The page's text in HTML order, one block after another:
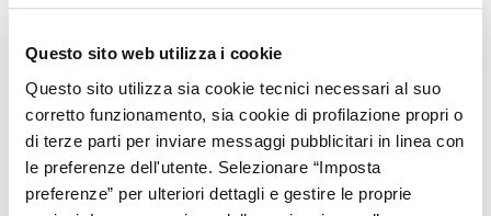
Questo sito web utilizza i cookie
Questo sito utilizza sia cookie tecnici necessari al suo
corretto funzionamento, sia cookie di profilazione propri o
di terze parti per inviare messaggi pubblicitari in linea con
le preferenze dell'utente. Selezionare “Imposta
preferenze” per ulteriori dettagli e gestire le proprie
Prezzo Rata
Item
1 2 ... 17